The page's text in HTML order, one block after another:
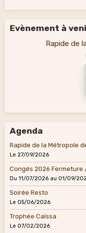
Evènement à
Rapide de
Agenda
Rapide de la Métropole
Le 27/09/2026
Congés 2026 Fermeture
Du 11/07/2026 au 01/09/
Soirée Resto
Le 05/06/2026
Trophée Caïssa
Le 07/02/2026